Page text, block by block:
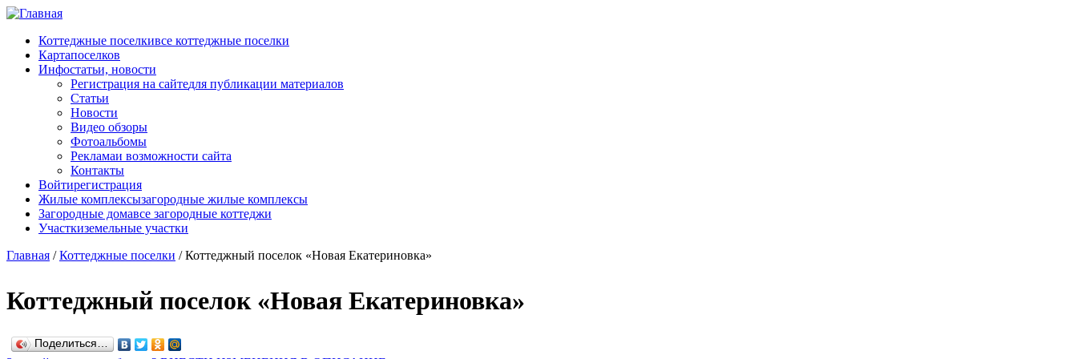
Перейти к основному содержанию
Коттеджные поселкивсе коттеджные поселки
Картапоселков
Инфостатьи, новости
Регистрация на сайтедля публикации материалов
Статьи
Новости
Видео обзоры
Фотоальбомы
Рекламаи возможности сайта
Контакты
Войтирегистрация
Жилые комплексызагородные жилые комплексы
Загородные домавсе загородные коттеджи
Участкиземельные участки
Главная / Коттеджные поселки /Коттеджный поселок «Новая Екатериновка»
Коттеджный поселок «Новая Екатериновка»
Поделиться…